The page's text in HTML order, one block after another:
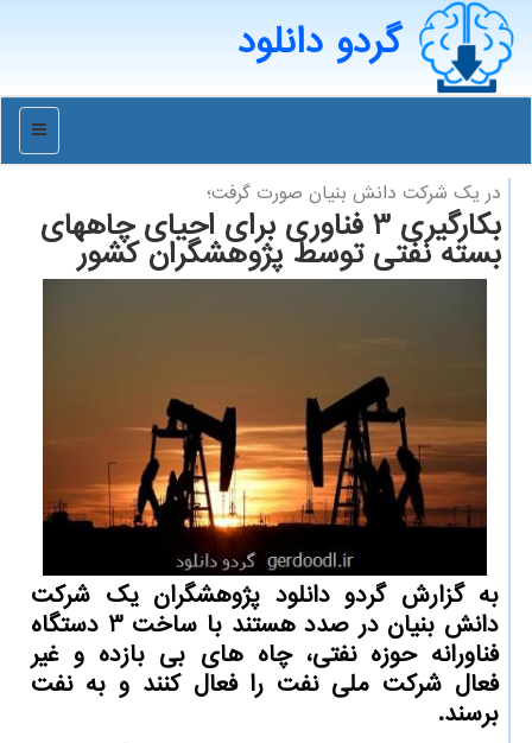
گردو دانلود
منو
در یك شركت دانش بنیان صورت گرفت؛
بکارگیری 3 فناوری برای احیای چاههای
بسته نفتی توسط پژوهشگران کشور
به گزارش گردو دانلود پژوهشگران یک شرکت
دانش بنیان در صدد هستند با ساخت 3 دستگاه
فناورانه حوزه نفتی، چاه های بی بازده و غیر
فعال شرکت ملی نفت را فعال کنند و به نفت
برسند.